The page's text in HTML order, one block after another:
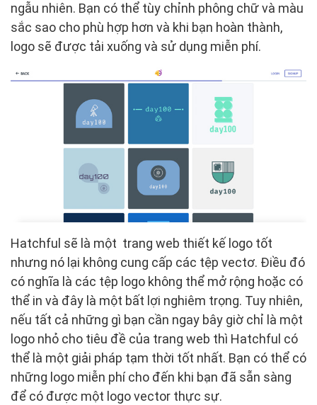
ngẫu nhiên. Bạn có thể tùy chỉnh phông chữ và màu
sắc sao cho phù hợp hơn và khi bạn hoàn thành,
logo sẽ được tải xuống và sử dụng miễn phí.
Hatchful sẽ là một trang web thiết kế logo tốt
nhưng nó lại không cung cấp các tệp vectơ. Điều đó
có nghĩa là các tệp logo không thể mở rộng hoặc có
thể in và đây là một bất lợi nghiêm trọng. Tuy nhiên,
nếu tất cả những gì bạn cần ngay bây giờ chỉ là một
logo nhỏ cho tiêu đề của trang web thì Hatchful có
thể là một giải pháp tạm thời tốt nhất. Bạn có thể có
những logo miễn phí cho đến khi bạn đã sẵn sàng
để có được một logo vector thực sự.